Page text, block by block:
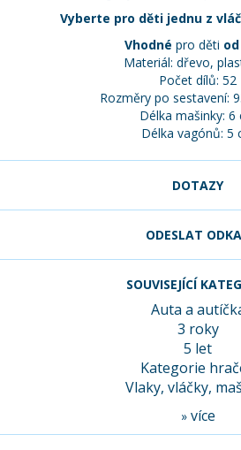
Vyberte pro děti jednu z
Vhodné pro děti
Materiál: dřevo,
Počet dílů: 52
Rozměry po sestavení:
Délka mašinky: 6
Délka vagónů: 5
DOTAZY
ODESLAT
SOUVISEJÍCÍ
Auta a
3 roky
5 let
Kategorie
Vlaky, vláčky,
» více